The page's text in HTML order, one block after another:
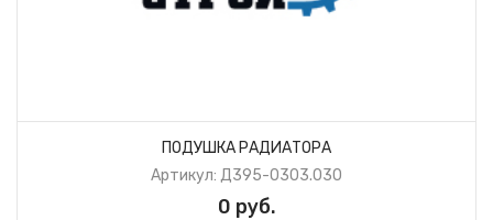
ПОДУШКА РАДИАТОРА
Артикул: Д395-0303.030
0 руб.